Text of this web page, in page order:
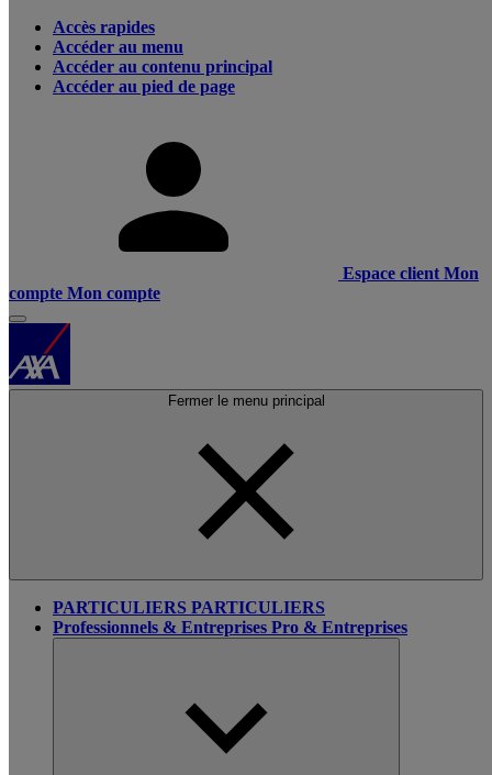
Accès rapides
Accéder au menu
Accéder au contenu principal
Accéder au pied de page
Espace client Mon
compte Mon compte
Fermer le menu principal
PARTICULIERS PARTICULIERS
Professionnels & Entreprises Pro & Entreprises